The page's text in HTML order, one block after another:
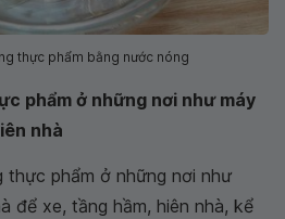
thực phẩm bằng nước nóng
phẩm ở những nơi như máy
nhà
thực phẩm ở những nơi như
để xe, tầng hầm, hiên nhà, kể